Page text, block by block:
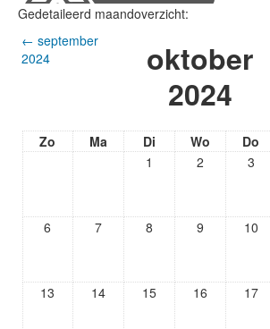
Gedetaileerd maandoverzicht:
← september
2024
oktober
2024
Zo Ma Di Wo Do
1
2 3
6 7 8 9 10
13 14 15 16 17